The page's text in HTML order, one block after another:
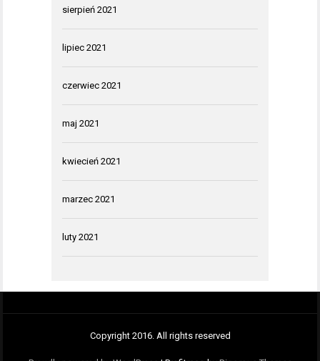
sierpień 2021
lipiec 2021
czerwiec 2021
maj 2021
kwiecień 2021
marzec 2021
luty 2021
Copyright 2016. All rights reserved